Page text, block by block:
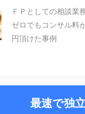
ＦＰとしての相談業
ゼロでもコンサル料
円頂けた事例
最速で独